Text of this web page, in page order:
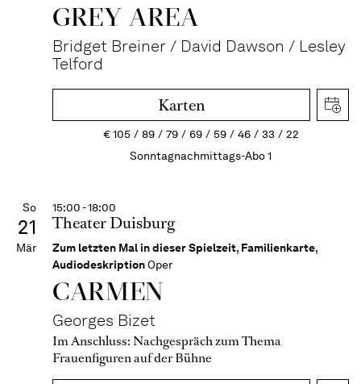
GREY AREA
Bridget Breiner / David Dawson / Lesley
Telford
Karten
€105 89 79 69 59 46 33
22
Sonntagnachmittags-Abo 1
So
21
Mär
15:00 - 18:00
Theater Duisburg
Zum letzten Mal in dieser Spielzeit, Familienkarte,
AudiodeskriptionOper
CARMEN
Georges Bizet
Im Anschluss:Nachgespräch zum Thema
Frauenfiguren auf der Bühne